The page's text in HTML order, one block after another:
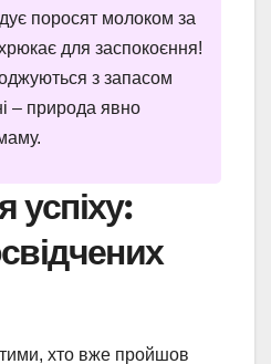
поросят молоком за
для заспокоєння!
з запасом
– природа явно
успіху:
хто вже пройшов